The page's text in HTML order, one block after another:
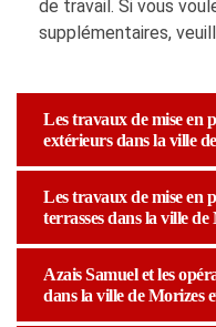
de travail. Si vous
supplémentaires,
Les travaux de mise en
extérieurs dans la ville
Les travaux de mise en
terrasses dans la ville de
Azais Samuel et les
dans la ville de Morizes